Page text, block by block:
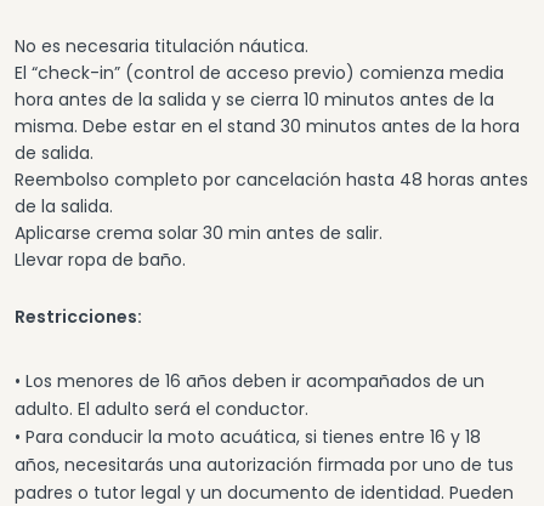
No es necesaria titulación náutica.
El “check-in” (control de acceso previo) comienza media
hora antes de la salida y se cierra 10 minutos antes de la
misma. Debe estar en el stand 30 minutos antes de la hora
de salida.
Reembolso completo por cancelación hasta 48 horas antes
de la salida.
Aplicarse crema solar 30 min antes de salir.
Llevar ropa de baño.
Restricciones:
• Los menores de 16 años deben ir acompañados de un
adulto. El adulto será el conductor.
• Para conducir la moto acuática, si tienes entre 16 y 18
años, necesitarás una autorización firmada por uno de tus
padres o tutor legal y un documento de identidad. Pueden